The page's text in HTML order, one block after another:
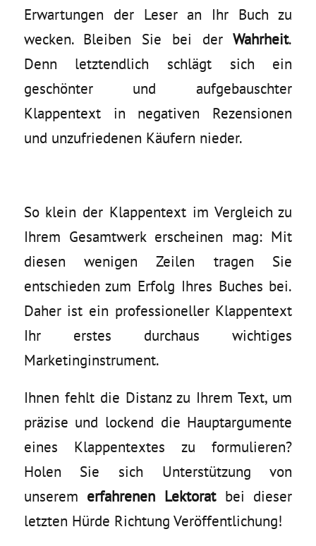
Erwartungen der Leser an Ihr Buch zu
wecken. Bleiben Sie bei derWahrheit.
Denn letztendlich schlägt sich ein
geschönter und aufgebauschter
Klappentext in negativen Rezensionen
und unzufriedenen Käufern nieder.
So klein der Klappentext im Vergleich zu
Ihrem Gesamtwerk erscheinen mag: Mit
diesen wenigen Zeilen tragen Sie
entschieden zum Erfolg Ihres Buches bei.
Daher ist ein professioneller Klappentext
Ihr erstes durchaus wichtiges
Marketinginstrument.
Ihnen fehlt die Distanz zu Ihrem Text, um
präzise und lockend die Hauptargumente
eines Klappentextes zu formulieren?
Holen Sie sich Unterstützung von
unserem erfahrenen Lektoratbei dieser
letzten Hürde Richtung Veröffentlichung!